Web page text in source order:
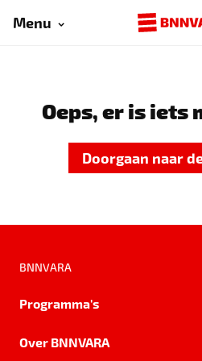
Menu
Oeps, er is iets
Doorgaan naar
BNNVARA
Programma's
Over BNNVARA